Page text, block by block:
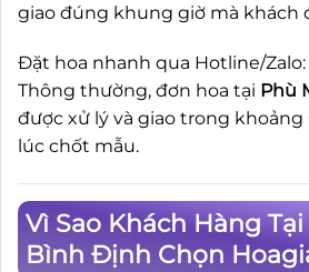
giao đúng khung giờ mà khách
Đặt hoa nhanh qua Hotline/Zalo:
Thông thường, đơn hoa tại Phù
được xử lý và giao trong khoảng
lúc chốt mẫu.
Vì Sao Khách Hàng
Bình Định Chọn